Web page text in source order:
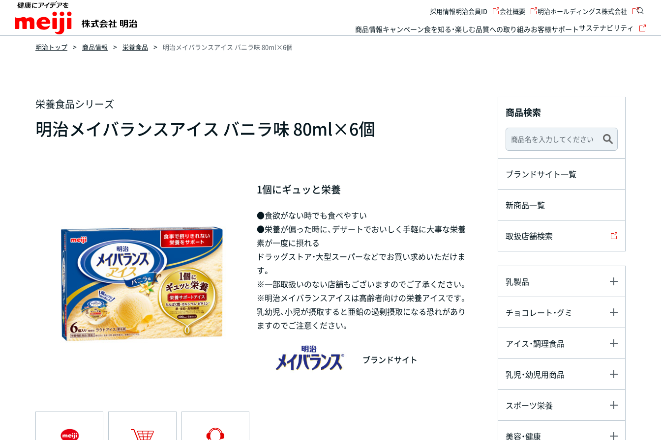
商品情報キャンペーン食を知る・楽しむ品質への取り組みお客様サポートサステナビリティ
採用情報明治会員ID 会社概要 明治ホールディングス株式会社
明治トップ 商品情報 栄養食品 明治メイバランスアイス バニラ味 80ml×6個
栄養食品シリーズ
明治メイバランスアイス バニラ味 80ml×6個
1個にギュッと栄養
●食欲がない時でも食べやすい
●栄養が偏った時に、デザートでおいしく手軽に大事な栄養
素が一度に摂れる
ドラッグストア・大型スーパーなどでお買い求めいただけま
す。
※一部取扱いのない店舗もございますのでご了承ください。
※明治メイバランスアイスは高齢者向けの栄養アイスです。
乳幼児、小児が摂取すると亜鉛の過剰摂取になる恐れがあり
ますのでご注意ください。
ブランドサイト
商品検索
ブランドサイト一覧
新商品一覧
取扱店舗検索
乳製品
チョコレート・グミ
アイス・調理食品
乳児・幼児用商品
スポーツ栄養
美容・健康